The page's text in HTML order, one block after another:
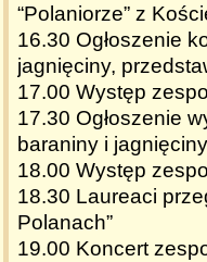
“Polaniorze” z
16.30 Ogłoszenie
jagnięciny,
17.00 Występ
17.30 Ogłoszenie
baraniny i
18.00 Występ
18.30 Laureaci
Polanach”
19.00 Koncert